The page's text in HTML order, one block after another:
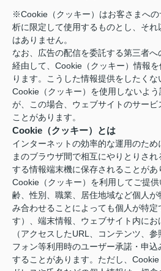
※Cookie（クッキー）はお客さまへ
析に限定して使用するものとし、それ
はありません。
なお、広告の配信を委託する第三者
経由して、Cookie（クッキー）情報
ります。こうした情報提供をしたく
Cookie（クッキー）を使用しないよ
が、この場合、ウェブサイトのサー
ことがあります。
Cookie（クッキー）とは
インターネットの効率的な運用のた
まのブラウザ間で相互にやりとりさ
する情報端末機に保存されることがあ
Cookie（クッキー）を利用してご提
齢、性別、職業、居住地域など個人
み合わせることによっても個人が特定
す）、端末情報、ウェブサイト内に
（アクセスしたURL、コンテンツ、
フォン等利用時のユーザー承諾・申
することがあります。ただし、